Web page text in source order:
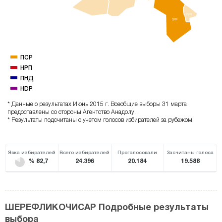
ŞRF
EVR
ПСР
НРП
ПНД
HDP
* Данные о результатах Июнь 2015 г. Всеобщие выборы 31 марта
предоставлены со стороны Агентство Анадолу.
* Результаты подсчитаны с учетом голосов избирателей за рубежом.
Явка избирателей
% 82,7
Всего избирателей
24.396
Проголосовали
20.184
Засчитаны голоса
19.588
ШЕРЕФЛИКОЧИСАР Подробные результаты
выбора